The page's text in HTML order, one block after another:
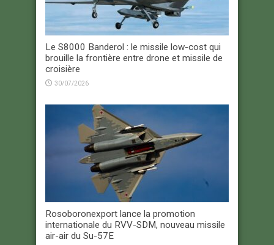
Le S8000 Banderol : le missile low-cost qui
brouille la frontière entre drone et missile de
croisière
30/07/2026
Rosoboronexport lance la promotion
internationale du RVV-SDM, nouveau missile
air-air du Su-57E